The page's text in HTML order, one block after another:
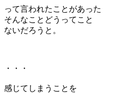
って言われたことがあった
そんなことどうってこと
ないだろうと。
・・・
感じてしまうことを